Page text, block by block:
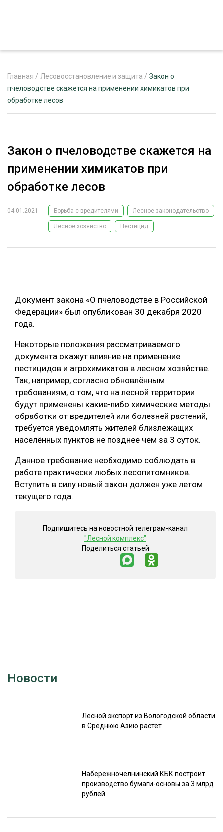
ЖУРНАЛ «ЛЕСНОЙ КОМПЛЕКС»
ЛЕСОЗАГОТОВКА
ЛОГИСТИКА
ПРОИЗВОДСТВО ДРЕВЕСНЫХ ПЛИТ
ЦБП
КОМПЛЕКСНАЯ ПЕРЕРАБОТКА
ЛЕСОПИЛЕНИЕ
ДЕРЕВЯННОЕ ДОМОСТРОЕНИЕ
БЕЗОПАСНОЕ ПРОИЗВОДСТВО
СОРТИРОВКА ДРЕВЕСИНЫ
СУШКА ДРЕВЕСИНЫ
МЕБЕЛЬНОЕ ПРОИЗВОДСТВО
ЭКСПЕРТНОЕ МНЕНИЕ
Главная / Лесовосстановление и защита / Закон о
пчеловодстве скажется на применении химикатов при
обработке лесов
Закон о пчеловодстве скажется на
применении химикатов при
обработке лесов
04.01.2021 Борьба с вредителями Лесное законодательство
Лесное хозяйство Пестицид
Документ закона «О пчеловодстве в Российской
Федерации» был опубликован 30 декабря 2020
года.
Некоторые положения рассматриваемого
документа окажут влияние на применение
пестицидов и агрохимикатов в лесном хозяйстве.
Так, например, согласно обновлённым
требованиям, о том, что на лесной территории
будут применены какие-либо химические методы
обработки от вредителей или болезней растений,
требуется уведомлять жителей близлежащих
населённых пунктов не позднее чем за 3 суток.
Данное требование необходимо соблюдать в
работе практически любых лесопитомников.
Вступить в силу новый закон должен уже летом
текущего года.
Подпишитесь на новостной телеграм-канал
"Лесной комплекс"
Поделиться статьей
Новости
Лесной экспорт из Вологодской области
в Среднюю Азию растёт
Набережночелнинский КБК построит
производство бумаги-основы за 3 млрд
рублей